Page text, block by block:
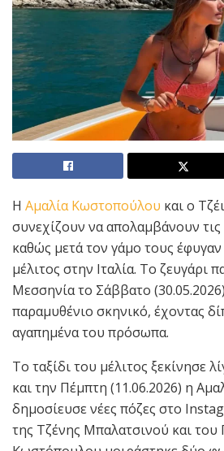
Η Αμαλία Κωστοπούλου και ο
συνεχίζουν να απολαμβάνουν τις
καθώς μετά τον γάμο τους έφυγαν
μέλιτος στην Ιταλία. Το ζευγάρι
Μεσσηνία το Σάββατο
παραμυθένιο σκηνικό, έχοντας
αγαπημένα του πρόσωπα.
Το ταξίδι του μέλιτος ξεκίνησε
και την Πέμπτη (11.06.2026) η
δημοσίευσε νέες πόζες στο
της Τζένης Μπαλατσινού και του